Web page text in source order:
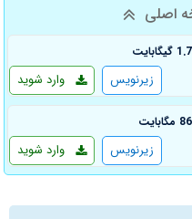
اصلی
1.7 گیگابایت
وارد شوید زیرنویس
وارد شوید زیرنویس